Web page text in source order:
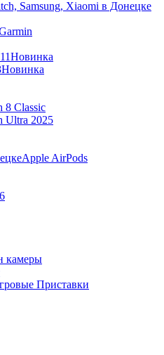
Новинка
Новинка
8 Classic
Ultra 2025
Apple AirPods
камеры
Приставки